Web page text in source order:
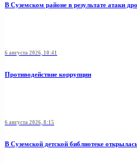
В Суземском районе в результате атаки
6 августа 2026, 10:41
Противодействие коррупции
6 августа 2026, 8:15
В Суземской детской библиотеке